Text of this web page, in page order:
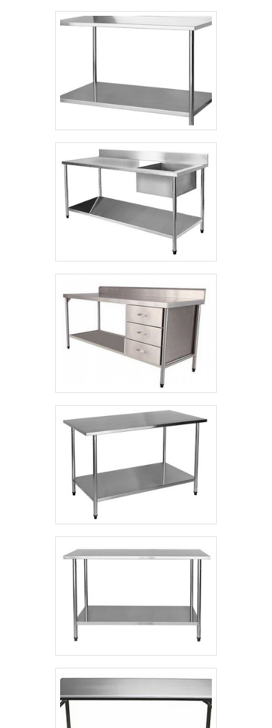
construção civil com ótima qualidade e
assertividade.A empresa conta com um time
de profissionais qualificados para o serviço,
além de investir em equipamentos
modernos, que se ajustam a sua
necessidade. A Minas Aço Inox é uma
empresa que tem sido apontada de forma
positiva no mercado pela seriedade e
qualidade, que comprovam sua essência de
trazer o melhor aos clientes no mercado..